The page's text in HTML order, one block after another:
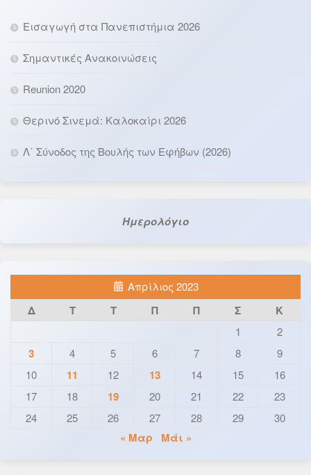
Εισαγωγή στα Πανεπιστήμια 2026
Σημαντικές Ανακοινώσεις
Reunion 2020
Θερινό Σινεμά: Καλοκαίρι 2026
Λ΄ Σύνοδος της Βουλής των Εφήβων (2026)
Ημερολόγιο
Απρίλιος 2023
Δ Τ Τ Π Π Σ Κ
1 2
3 4 5 6 7 8
9
10
11 12 13 14 15
16
17
18 19 20 21 22
23
24
25 26 27 28 29 30
« Μαρ Μάι »